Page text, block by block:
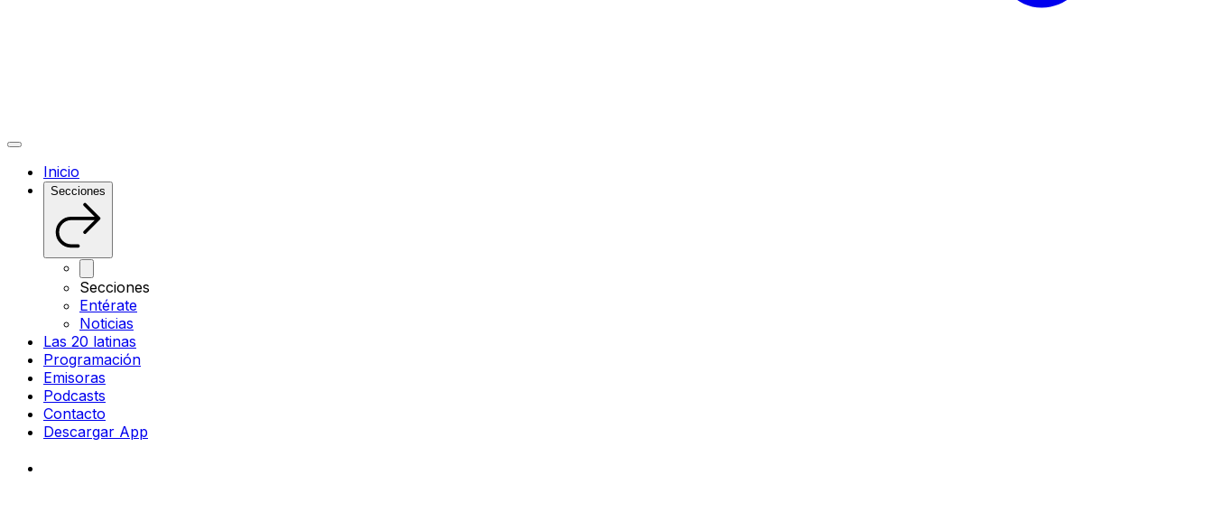
Inicio
Secciones
Secciones
Entérate
Noticias
Las 20 latinas
Programación
Emisoras
Podcasts
Contacto
Descargar App